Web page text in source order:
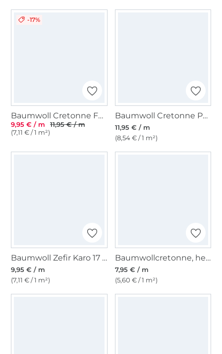
-17%
Baumwoll Cretonne Feather Swirl, jeansblau
9,95 € / m
11,95 € / m
(7,11 € / 1 m²)
Baumwoll Cretonne Peach, wollweiß
11,95 € / m
(8,54 € / 1 m²)
Baumwoll Zefir Karo 17 mm, rosa
9,95 € / m
(7,11 € / 1 m²)
Baumwollcretonne, hellflieder
7,95 € / m
(5,60 € / 1 m²)